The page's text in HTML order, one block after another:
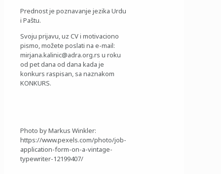
Prednost je poznavanje jezika Urdu
i Paštu.
Svoju prijavu, uz CV i motivaciono
pismo, možete poslati na e-mail:
mirjana.kalinic@adra.org.rs u roku
od pet dana od dana kada je
konkurs raspisan, sa naznakom
KONKURS.
Photo by Markus Winkler:
https://www.pexels.com/photo/job-
application-form-on-a-vintage-
typewriter-12199407/